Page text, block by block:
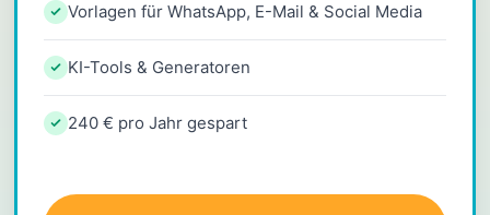
Vorlagen für WhatsApp, E-Mail & Social Media
KI-Tools & Generatoren
240 € pro Jahr gespart